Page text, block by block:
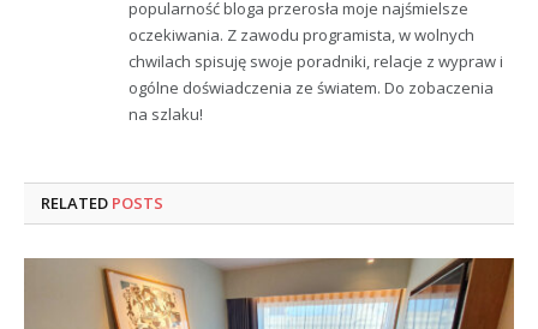
popularność bloga przerosła moje najśmielsze
oczekiwania. Z zawodu programista, w wolnych
chwilach spisuję swoje poradniki, relacje z wypraw i
ogólne doświadczenia ze światem. Do zobaczenia
na szlaku!
RELATED POSTS